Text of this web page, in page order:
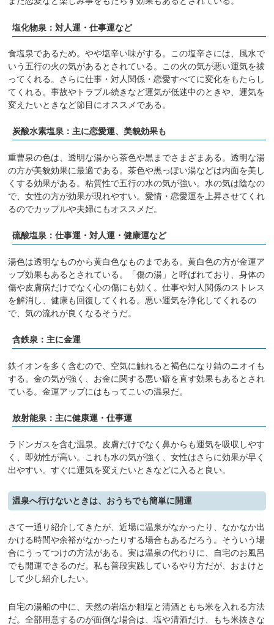
塩化物泉：対人運・仕事運など
食塩泉であるため。やや塩辛い味がする。この塩辛さには、風水で
いう五行の火の気があるとされている。この火の気が悪い運気を祓
ってくれる。さらに仕事・対人関係・恋愛すべてに変化をもたらし
てくれる。事故やトラブル続きなど運気が低迷中のときや、運気を
変えたいときなど節目にオススメである。
炭酸水素塩泉：主に恋愛運、美貌効果も
重曹泉の色は、透明な湯から茶色や黒までさまざまある。透明な湯
の方が美貌効果に最適である。茶色や黒っぽい湯などは内面を美し
くする効果がある。粘質性で五行の水の気が強い。水の気は陰なの
で、女性の方が効果が現れやすい。愛情・恋愛運を上昇させてくれ
るのでカップルや夫婦にもオススメだ。
硫酸塩泉：仕事運・対人運・健康運など
湯色は透明なものから黄白色なものまである。黄白色の方が金運ア
ップ効果もあるとされている。「傷の湯」と呼ばれており、身体の
傷や皮膚病だけでなく心の傷にも効く。仕事や対人関係のストレス
を解消し、健康も回復してくれる。悪い運気を浄化してくれるの
で、気の流れが良くなるそうだ。
含鉄泉：主に金運
鉄イオンを多く含むので、空気に触れると褐色になり錆のニオイも
する。金の気が強く、お金に関する悪い癖を直す効果もあるとされ
ている。金運アップにはもってこいの温泉だ。
放射能泉：主に健康運・仕事運
ラドンガスを含む温泉。皮膚だけでなく鼻からも運気を吸収しやす
く、即効性が高い。これも水の気が強く、女性はさらに効果が早く
出やすい。すぐに運気を変えたいときなどに入ると良い。
温泉へ行けないときは、おうちでも簡単に開運
さて一通り紹介してきたが、近場に温泉がなかったり、なかなか出
かける時間や余裕がなかったりする場合もあるだろう。そういう場
合にうってつけの方法がある。実は温泉の代わりに、自宅のお風呂
でも開運できるのだ。私も普段実践しているやり方だが、おまけと
して少し紹介したい。
自宅の湯船の中に、天然の岩塩か粗塩と清酒ともち米を入れる方法
だ。全部用意するのが面倒な場合は、塩や清酒だけ、もち米抜きな